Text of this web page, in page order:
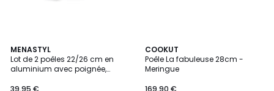
MENASTYL
Lot de 2 poêles 22/26 cm en
aluminium avec poignée,
39,95 €
3
Couleurs
COOKUT
Poêle La fabuleuse 28cm -
Meringue
169,90 €